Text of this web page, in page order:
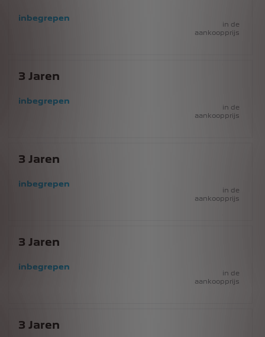
inbegrepen
in de
aankoopprijs
3 Jaren
inbegrepen
in de
aankoopprijs
3 Jaren
inbegrepen
in de
aankoopprijs
3 Jaren
inbegrepen
in de
aankoopprijs
3 Jaren